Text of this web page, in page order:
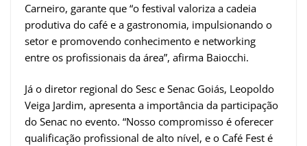
Carneiro, garante que “o festival valoriza a cadeia
produtiva do café e a gastronomia, impulsionando o
setor e promovendo conhecimento e networking
entre os profissionais da área”, afirma Baiocchi.
Já o diretor regional do Sesc e Senac Goiás, Leopoldo
Veiga Jardim, apresenta a importância da participação
do Senac no evento. “Nosso compromisso é oferecer
qualificação profissional de alto nível, e o Café Fest é